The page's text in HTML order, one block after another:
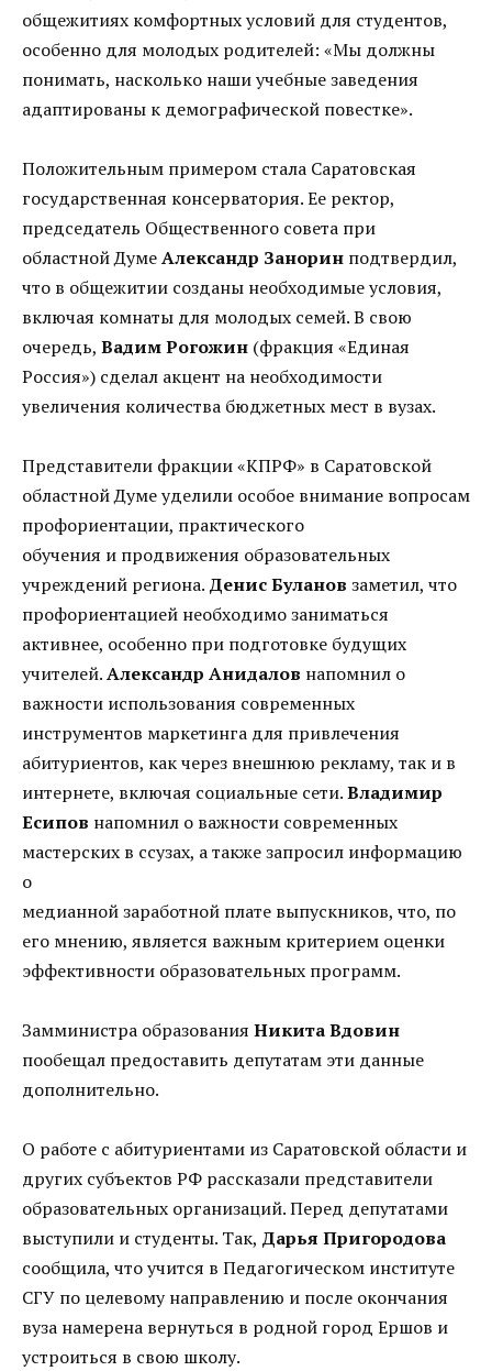
общежитиях комфортных условий для студентов,
особенно для молодых родителей: «Мы должны
понимать, насколько наши учебные заведения
адаптированы к демографической повестке».
Положительным примером стала Саратовская
государственная консерватория. Ее ректор,
председатель Общественного совета при
областной ДумеАлександр Занорин подтвердил,
что в общежитии созданы необходимые условия,
включая комнаты для молодых семей. В свою
очередь, Вадим Рогожин (фракция «Единая
Россия») сделал акцент на необходимости
увеличения количества бюджетных мест в вузах.
Представители фракции «КПРФ» в Саратовской
областной Думе уделили особое внимание вопросам
профориентации, практического
обучения и продвижения образовательных
учреждений региона. ДенисБуланов заметил, что
профориентацией необходимо заниматься
активнее, особенно при подготовке будущих
учителей.Александр Анидалов напомнил о
важности использования современных
инструментов маркетинга для привлечения
абитуриентов, как через внешнюю рекламу, так и в
интернете, включая социальные сети.Владимир
Есипов напомнил о важности современных
мастерских в ссузах, а также запросил информацию
о
медианной заработной плате выпускников, что, по
его мнению, является важным критерием оценки
эффективности образовательных программ.
Замминистра образования Никита Вдовин
пообещал предоставить депутатам эти данные
дополнительно.
О работе с абитуриентами из Саратовской области и
других субъектов РФ рассказали представители
образовательных организаций. Перед депутатами
выступили и студенты. Так, Дарья Пригородова
сообщила, что учится в Педагогическом институте
СГУ по целевому направлению и после окончания
вуза намерена вернуться в родной город Ершов и
устроиться в свою школу.